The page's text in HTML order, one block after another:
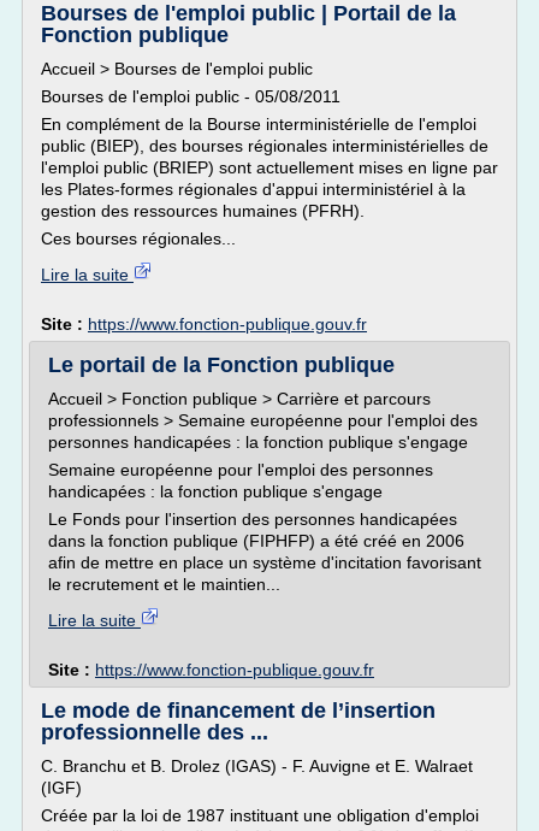
Bourses de l'emploi public | Portail de la
Fonction publique
Accueil > Bourses de l'emploi public
Bourses de l'emploi public - 05/08/2011
En complément de la Bourse interministérielle de l'emploi
public (BIEP), des bourses régionales interministérielles de
l'emploi public (BRIEP) sont actuellement mises en ligne par
les Plates-formes régionales d'appui interministériel à la
gestion des ressources humaines (PFRH).
Ces bourses régionales...
Lire la suite
Site : https://www.fonction-publique.gouv.fr
Le portail de la Fonction publique
Accueil > Fonction publique > Carrière et parcours
professionnels > Semaine européenne pour l'emploi des
personnes handicapées : la fonction publique s'engage
Semaine européenne pour l'emploi des personnes
handicapées : la fonction publique s'engage
Le Fonds pour l'insertion des personnes handicapées
dans la fonction publique (FIPHFP) a été créé en 2006
afin de mettre en place un système d'incitation favorisant
le recrutement et le maintien...
Lire la suite
Site : https://www.fonction-publique.gouv.fr
Le mode de financement de l’insertion
professionnelle des ...
C. Branchu et B. Drolez (IGAS) - F. Auvigne et E. Walraet
(IGF)
Créée par la loi de 1987 instituant une obligation d'emploi